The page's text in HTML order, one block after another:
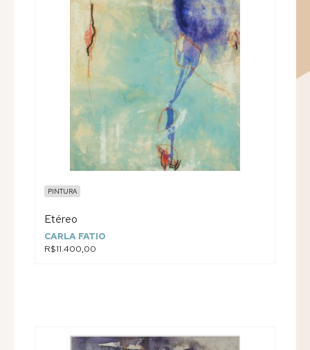
PINTURA
Etéreo
CARLA FATIO
R$11.400,00